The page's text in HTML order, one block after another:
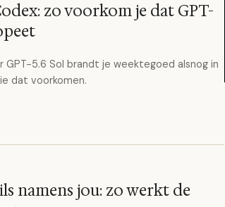
zo voorkom je dat GPT-
GPT-5.6 Sol brandt je weektegoed alsnog in
dat voorkomen.
namens jou: zo werkt de